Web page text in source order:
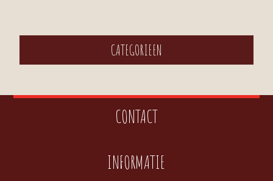
CATEGORIEEN
CONTACT
INFORMATIE